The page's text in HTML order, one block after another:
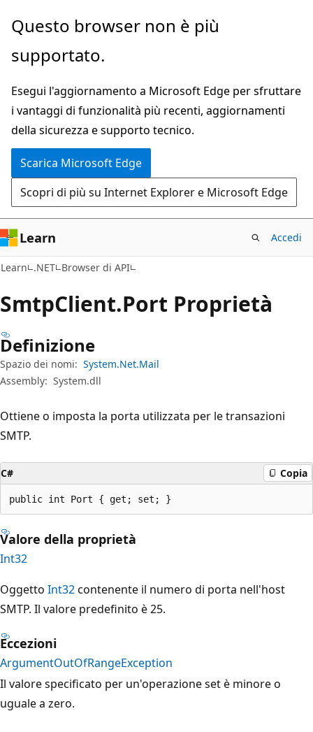
Ignora
passa
contenuto
principale
Passare
allo
spostamento
pagina
Questo browser non è più
supportato.
Esegui l'aggiornamento a Microsoft Edge per sfruttare
i vantaggi di funzionalità più recenti, aggiornamenti
della sicurezza e supporto tecnico.
Scarica Microsoft Edge
Scopri di più su Internet Explorer e Microsoft Edge
Learn Accedi
Learn .NET Browser di API
SmtpClient.Port Proprietà
Definizione
Spazio dei nomi: System.Net.Mail
Assembly: System.dll
Ottiene o imposta la porta utilizzata per le transazioni
SMTP.
C# Copia
public int Port { get; set; }
Valore della proprietà
Int32
Oggetto Int32contenente il numero di porta nell'host
SMTP. Il valore predefinito è 25.
Eccezioni
ArgumentOutOfRangeException
Il valore specificato per un'operazione set è minore o
uguale a zero.